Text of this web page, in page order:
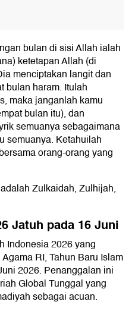
bulan di sisi Allah ialah
ketetapan Allah (di
menciptakan langit dan
bulan haram. Itulah
maka janganlah kamu
bulan itu), dan
semuanya sebagaimana
semuanya. Ketahuilah
orang-orang yang
Zulkaidah, Zulhijah,
Jatuh pada 16 Juni
Indonesia 2026 yang
RI, Tahun Baru Islam
2026. Penanggalan ini
Global Tunggal yang
sebagai acuan.